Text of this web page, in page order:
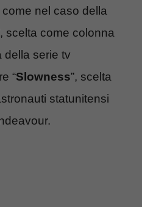
nel caso della
scelta come colonna
della serie tv
“Slowness”, scelta
statunitensi